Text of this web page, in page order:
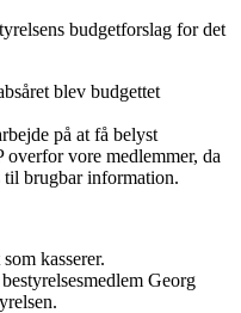
budgetforslag for det
blev budgettet
på at få belyst
vore medlemmer, da
til brugbar information.
kasserer.
Georg